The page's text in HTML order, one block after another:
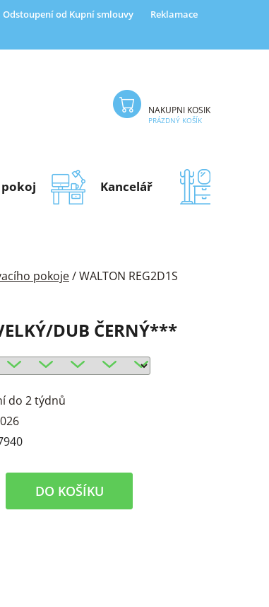
Odstoupení od Kupní smlouvy Reklamace
NÁKUPNÍ KOŠÍK
PRÁZDNÝ KOŠÍK
Kancelář
pokoje/WALTON REG2D1S
DUB ČERNÝ***
do 2 týdnů
DO KOŠÍKU